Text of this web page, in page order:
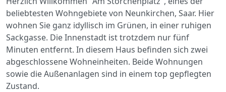
beliebtesten Wohngebiete von Neunkirchen, Saar. Hier
wohnen Sie ganz idyllisch im Grünen, in einer ruhigen
Sackgasse. Die Innenstadt ist trotzdem nur fünf
Minuten entfernt. In diesem Haus befinden sich zwei
abgeschlossene Wohneinheiten. Beide Wohnungen
sowie die Außenanlagen sind in einem top gepflegten
Zustand.